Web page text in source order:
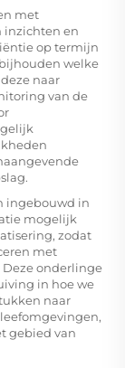
met
inzichten en
op termijn
welke
naar
van de
ingebouwd in
mogelijk
zodat
met
onderlinge
in hoe we
naar
gebied van